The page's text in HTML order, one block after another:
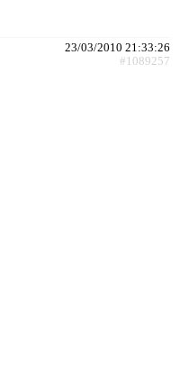
23/03/2010 21:33:26
#1089257